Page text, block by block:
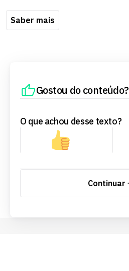
Saber mais
Gostou do conteúdo?
O que achou desse texto?
Continuar